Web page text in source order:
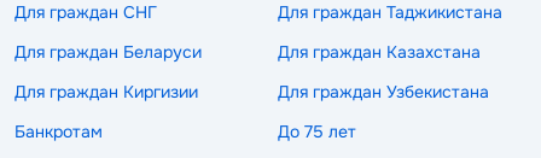
Для граждан СНГ
Для граждан Таджикистана
Для граждан Беларуси
Для граждан Казахстана
Для граждан Киргизии
Для граждан Узбекистана
Банкротам
До 75 лет